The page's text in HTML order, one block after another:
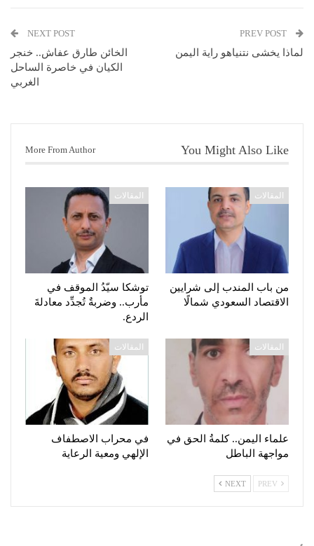
لماذا يخشى نتنياهو راية اليمن
NEXT POST
الخائن طارق عفاش.. خنجر
الكيان في خاصرة الساحل
الغربي
You Might Also Like
More From Author
المقالات
من باب المندب إلى شرايين
الاقتصاد السعودي شمالًا
المقالات
توشكا سيّدُ الموقف في
مأرب.. وضربةٌ تُجدِّد معادلةَ
الردع.
المقالات
علماء اليمن.. كلمةُ الحق في
مواجهة الباطل
المقالات
في محراب الاصطفاف
الإلهي ومعية الرعاية
NEXT